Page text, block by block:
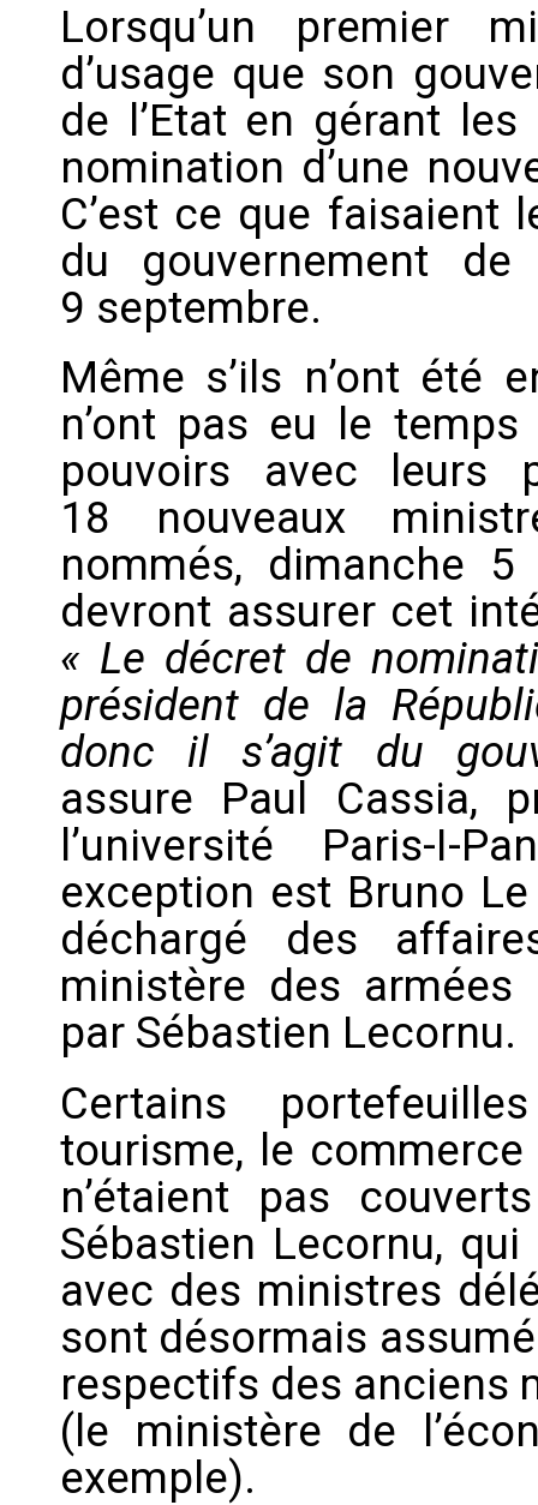
Lorsqu’un premier
d’usage que son
de l’Etat en gérant
nomination d’une
C’est ce que faisaient
du gouvernement
9 septembre.
Même s’ils n’ont été
n’ont pas eu le
pouvoirs avec leurs
18 nouveaux
nommés, dimanche
devront assurer cet
« Le décret de
président de la
donc il s’agit du
assure Paul Cassia,
l’université Paris-I-
exception est Bruno
déchargé des
ministère des
par Sébastien Lecornu.
Certains
tourisme, le
n’étaient pas
Sébastien Lecornu,
avec des ministres
sont désormais
respectifs des anciens
(le ministère de
exemple).